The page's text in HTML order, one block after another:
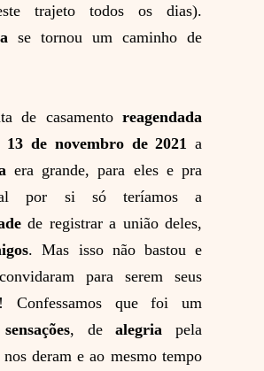
trajeto todos os dias).
se tornou um caminho de
de casamento reagendada
13 de novembro de 2021 a
era grande, para eles e pra
por si só teríamos a
de registrar a união deles,
. Mas isso não bastou e
para serem seus
! Confessamos que foi um
sensações, dealegria pela
nos deram e ao mesmo tempo